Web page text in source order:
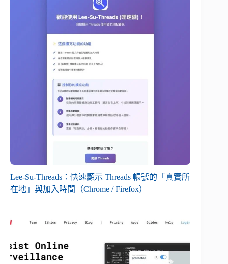
Lee-Su-Threads：快速顯示 Threads 帳號的「真實所
在地」與加入時間（Chrome / Firefox）